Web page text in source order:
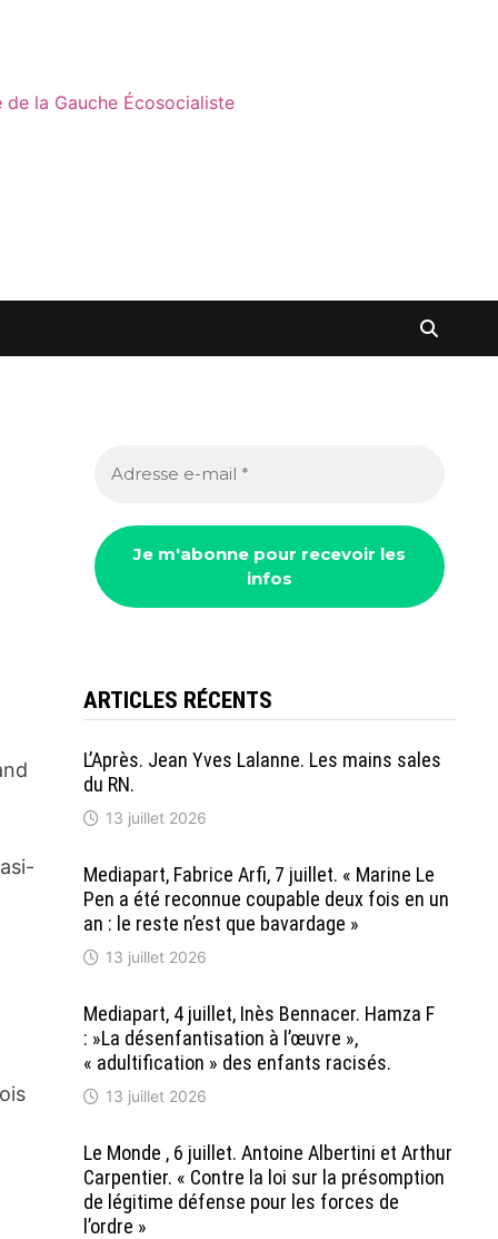
de la Gauche Écosocialiste
ARTICLES RÉCENTS
L’Après. Jean Yves Lalanne. Les mains sales
du RN.
13 juillet 2026
Mediapart, Fabrice Arfi, 7 juillet. « Marine Le
Pen a été reconnue coupable deux fois en un
an : le reste n’est que bavardage »
13 juillet 2026
Mediapart, 4 juillet, Inès Bennacer. Hamza F
: »La désenfantisation à l’œuvre »,
« adultification » des enfants racisés.
13 juillet 2026
Le Monde , 6 juillet. Antoine Albertini et Arthur
Carpentier. « Contre la loi sur la présomption
de légitime défense pour les forces de
l’ordre »